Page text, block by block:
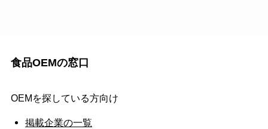
食品OEMの窓口
OEMを探している方向け
掲載企業の一覧